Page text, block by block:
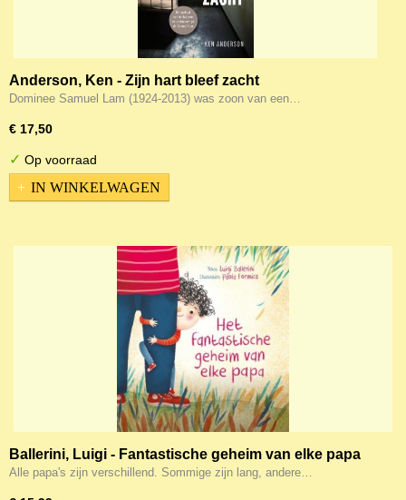
Anderson, Ken - Zijn hart bleef zacht
Dominee Samuel Lam (1924-2013) was zoon van een…
€ 17,50
✓ Op voorraad
IN WINKELWAGEN
Ballerini, Luigi - Fantastische geheim van elke papa
Alle papa's zijn verschillend. Sommige zijn lang, andere…